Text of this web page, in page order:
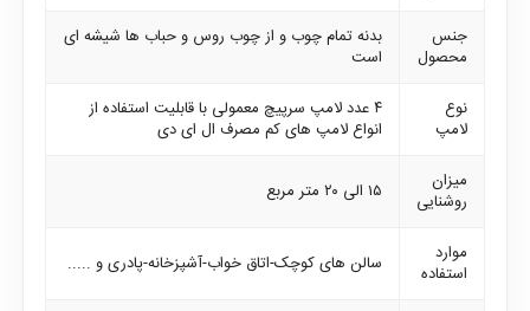
جنس
محصول
بدنه تمام چوب و از چوب روس و حباب ها شیشه ای
است
نوع
لامپ
۴ عدد لامپ سرپیچ معمولی با قابلیت استفاده از
انواع لامپ های کم مصرف ال ای دی
میزان
روشنایی
۱۵ الی ۲۰ متر مربع
موارد
استفاده
سالن های کوچک-اتاق خواب-آشپزخانه-پادری و .....